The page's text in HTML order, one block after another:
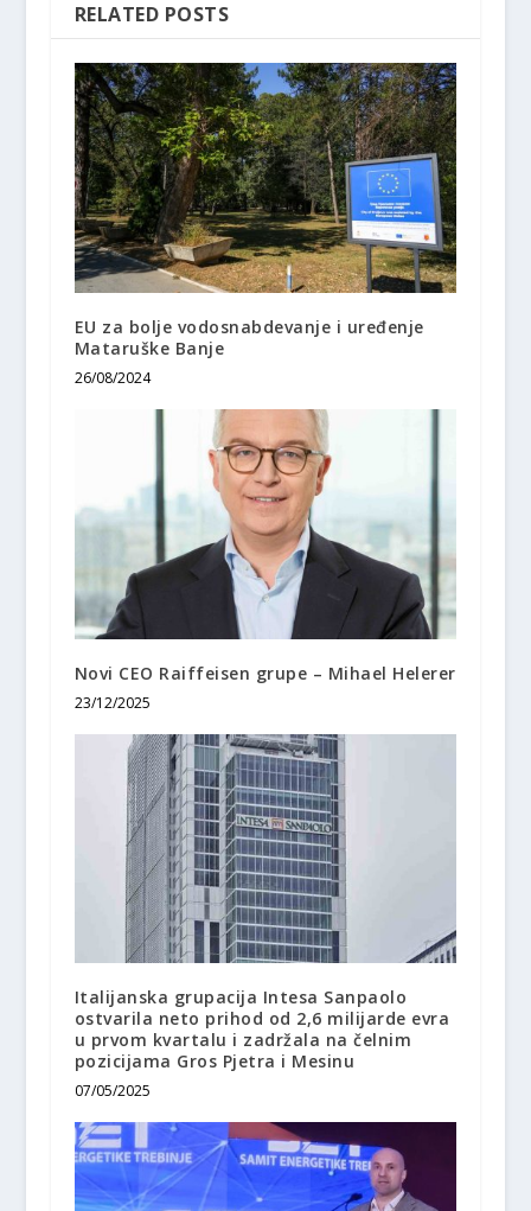
RELATED POSTS
EU za bolje vodosnabdevanje i uređenje
Mataruške Banje
26/08/2024
Novi CEO Raiffeisen grupe – Mihael Helerer
23/12/2025
Italijanska grupacija Intesa Sanpaolo
ostvarila neto prihod od 2,6 milijarde evra
u prvom kvartalu i zadržala na čelnim
pozicijama Gros Pjetra i Mesinu
07/05/2025